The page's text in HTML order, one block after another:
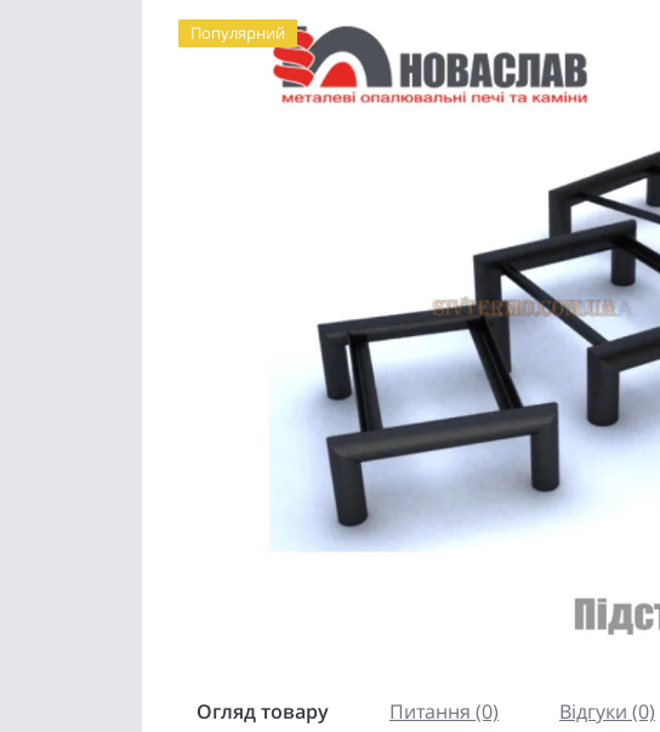
Популярний
Огляд товару Питання (0) Відгуки (0)